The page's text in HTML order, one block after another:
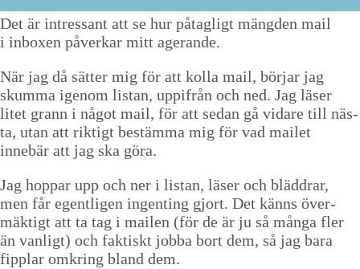
Det är intres­sant att se hur påtagligt mäng­den mail
i inbox­en påverkar mitt agerande.
När jag då sät­ter mig för att kol­la mail, bör­jar jag
skum­ma igenom lis­tan, uppifrån och ned. Jag läs­er
litet grann i något mail, för att sedan gå vidare till näs­
ta, utan att rik­tigt bestäm­ma mig för vad mailet
innebär att jag ska göra.
Jag hop­par upp och ner i lis­tan, läs­er och bläd­drar,
men får egentli­gen ingent­ing gjort. Det känns över­
mäk­tigt att ta tag i mailen (för de är ju så mån­ga fler
än van­ligt) och fak­tiskt job­ba bort dem, så jag bara
fip­plar omkring bland dem.